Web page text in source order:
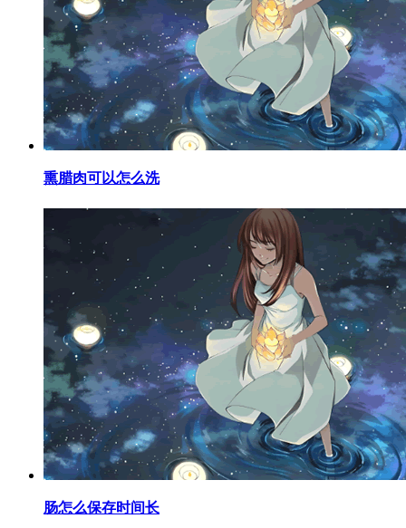
​熏腊肉可以怎么洗
​肠怎么保存时间长